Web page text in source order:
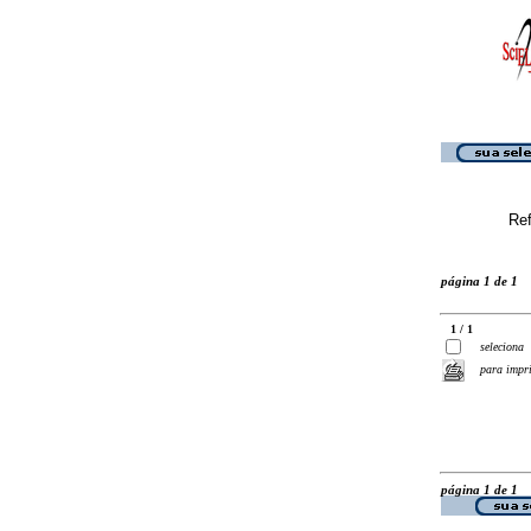
página 1 de 1
1 / 1
seleciona
para
página 1 de 1